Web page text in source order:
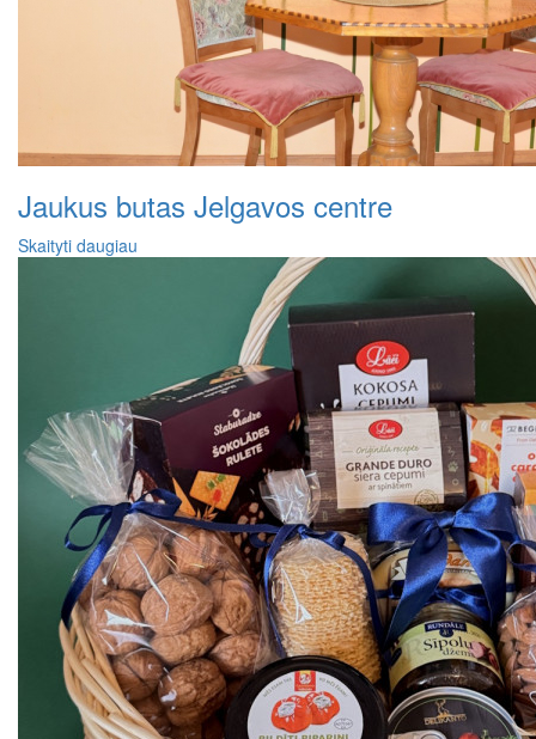
Jaukus butas Jelgavos centre
Skaityti daugiau